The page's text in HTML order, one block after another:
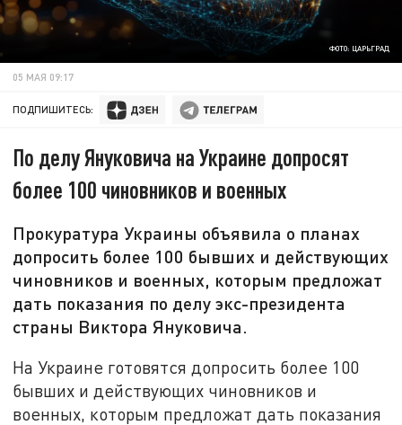
ФОТО: ЦАРЬГРАД
05 МАЯ 09:17
ПОДПИШИТЕСЬ:
По делу Януковича на Украине допросят
более 100 чиновников и военных
Прокуратура Украины объявила о планах
допросить более 100 бывших и действующих
чиновников и военных, которым предложат
дать показания по делу экс-президента
страны Виктора Януковича.
На Украине готовятся допросить более 100
бывших и действующих чиновников и
военных, которым предложат дать показания